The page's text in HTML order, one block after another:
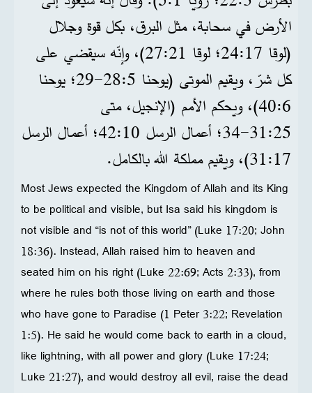
الأرض في سحابة، مثل البرق، بكل قوة وجلال
(لوقا 17:‏24؛ لوقا 21:‏27)، وإنّه سيقضي على
كل شرّ، ويقيم الموتى (يوحنا 5:‏28-‏29؛ يوحنا
6:‏40)، ويحكم الأمم (الإنجيل، متى
25:‏31-‏34؛ أعمال الرسل 10:‏42؛ أعمال الرسل
17:‏31)، ويقيم مملكة الله بالكامل.
Most Jews expected the Kingdom of Allah and its King
to be political and visible, but Isa said his kingdom is
not visible and “is not of this world” (Luke 17:20; John
18:36). Instead, Allah raised him to heaven and
seated him on his right (Luke 22:69; Acts 2:33), from
where he rules both those living on earth and those
who have gone to Paradise (1 Peter 3:22; Revelation
1:5). He said he would come back to earth in a cloud,
like lightning, with all power and glory (Luke 17:24;
Luke 21:27), and would destroy all evil, raise the dead